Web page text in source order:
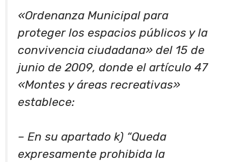
«Ordenanza Municipal para
proteger los espacios públicos y la
convivencia ciudadana» del 15 de
junio de 2009, donde el artículo 47
«Montes y áreas recreativas»
establece:
– En su apartado k) “Queda
expresamente prohibida la